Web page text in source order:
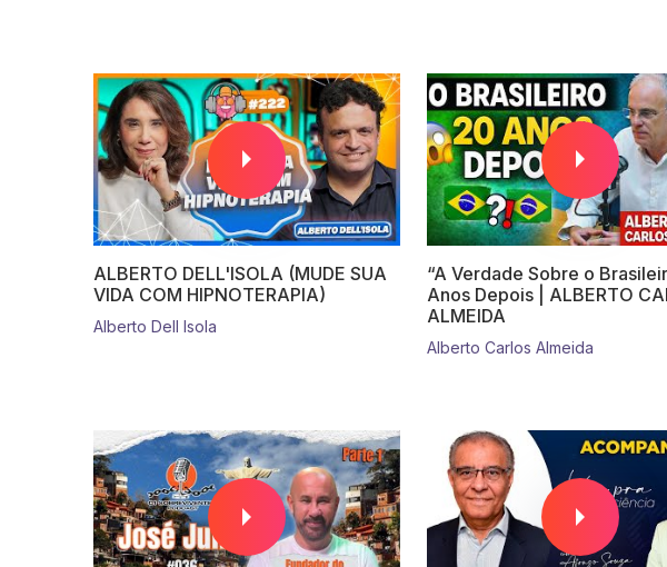
ALBERTO DELL'ISOLA (MUDE SUA
VIDA COM HIPNOTERAPIA)
Alberto Dell Isola
“A Verdade Sobre o
Anos Depois | ALBERTO
ALMEIDA
Alberto Carlos Almeida